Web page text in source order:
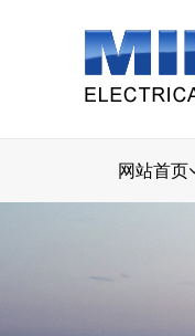
网站首页